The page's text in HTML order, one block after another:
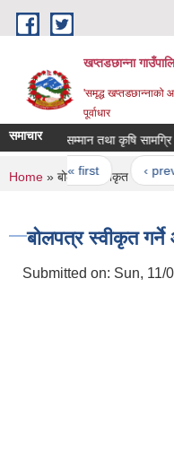
Skip to main content
खप्तडछान्ना
'समृद्ध खप्तडछान्नाको
पूर्वाधार
समाचारकृषि सम्मान तथा कृषि सामग्रि
Pages
« first ‹
You are here
Home » बोलपत्र स्वीकृत गर्ने
बोलपत्र स्वीकृत
Submitted on: Sun, 11/